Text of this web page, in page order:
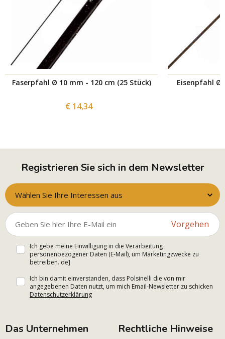
Faserpfahl Ø 10 mm - 120 cm (25 Stück)
€ 14,34
Eisenpfahl Ø
Registrieren Sie sich in dem Newsletter
Wählen Sie Ihre Interessen aus
Vorgehen
Ich gebe meine Einwilligung in die Verarbeitung
personenbezogener Daten (E-Mail), um Marketingzwecke zu
betreiben. de]
Ich bin damit einverstanden, dass Polsinelli die von mir
angegebenen Daten nutzt, um mich Email-Newsletter zu schicken
Datenschutzerklärung
Das Unternehmen Rechtliche Hinweise